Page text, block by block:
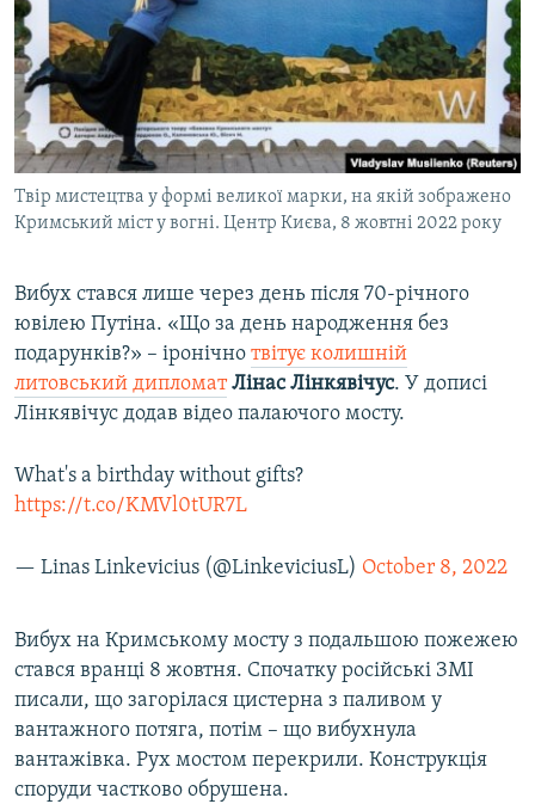
Твір мистецтва у формі великої марки, на якій зображено
Кримський міст у вогні. Центр Києва, 8 жовтні 2022 року
Вибух стався лише через день після 70-річного
ювілею Путіна. «Що за день народження без
подарунків?» – іронічно твітує колишній
литовський дипломат Лінас Лінкявічус. У дописі
Лінкявічус додав відео палаючого мосту.
What's a birthday without gifts?
https://t.co/KMVl0tUR7L
— Linas Linkevicius (@LinkeviciusL) October 8, 2022
Вибух на Кримському мосту з подальшою пожежею
стався вранці 8 жовтня. Спочатку російські ЗМІ
писали, що загорілася цистерна з паливом у
вантажного потяга, потім – що вибухнула
вантажівка. Рух мостом перекрили. Конструкція
споруди частково обрушена.